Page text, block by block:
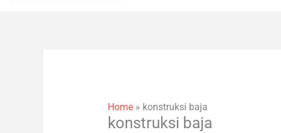
Home» konstruksi baja
konstruksi baja